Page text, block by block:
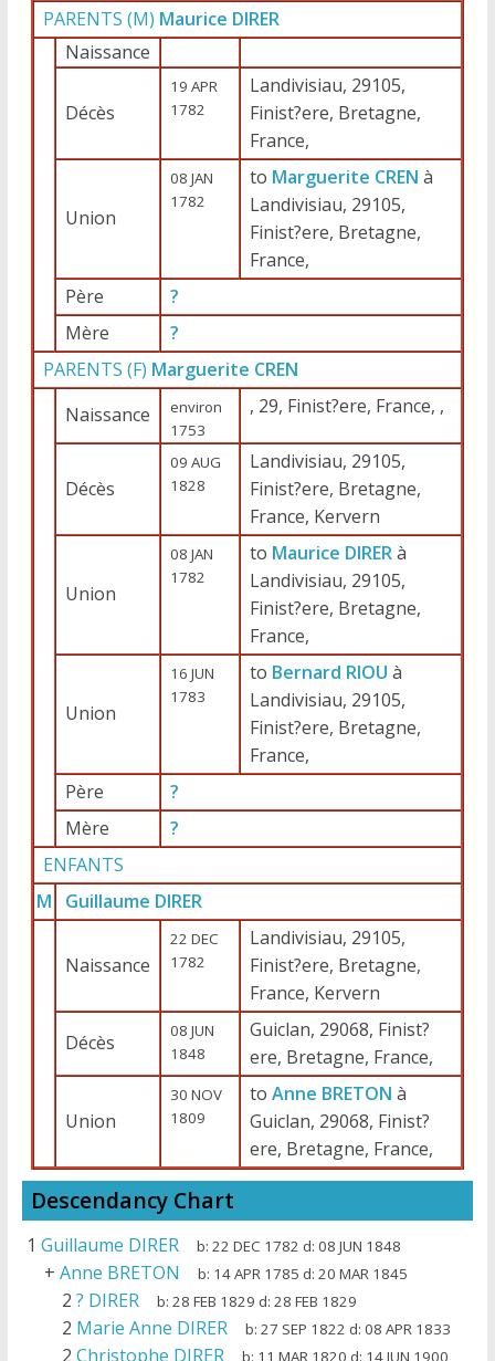
PARENTS (M) Maurice DIRER
Naissance
Décès
19 APR
1782
Landivisiau, 29105,
Finist?ere, Bretagne,
France,
Union
08 JAN
1782
to Marguerite CREN à
Landivisiau, 29105,
Finist?ere, Bretagne,
France,
Père
?
Mère
?
PARENTS (F) Marguerite CREN
Naissance
environ
1753
, 29, Finist?ere, France, ,
Décès
09 AUG
1828
Landivisiau, 29105,
Finist?ere, Bretagne,
France, Kervern
Union
08 JAN
1782
to Maurice DIRERà
Landivisiau, 29105,
Finist?ere, Bretagne,
France,
Union
16 JUN
1783
to Bernard RIOU à
Landivisiau, 29105,
Finist?ere, Bretagne,
France,
Père
?
Mère
?
ENFANTS
M
Guillaume DIRER
Naissance
22 DEC
1782
Landivisiau, 29105,
Finist?ere, Bretagne,
France, Kervern
Décès
08 JUN
1848
Guiclan, 29068, Finist?
ere, Bretagne, France,
Union
30 NOV
1809
to Anne BRETON à
Guiclan, 29068, Finist?
ere, Bretagne, France,
Descendancy Chart
1 Guillaume DIRER b:22 DEC 1782 d:08 JUN 1848
+ Anne BRETON b: 14 APR 1785 d:20 MAR 1845
2 ? DIRER b:28 FEB 1829 d:28 FEB 1829
2 Marie Anne DIRER b:27 SEP 1822 d:08 APR 1833
2 Christophe DIRER b: 11 MAR 1820 d: 14 JUN 1900